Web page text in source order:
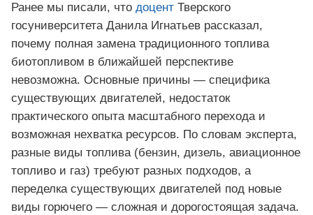
Ранее мы писали, что доцент Тверского
госуниверситета Данила Игнатьев рассказал,
почему полная замена традиционного топлива
биотопливом в ближайшей перспективе
невозможна. Основные причины — специфика
существующих двигателей, недостаток
практического опыта масштабного перехода и
возможная нехватка ресурсов. По словам эксперта,
разные виды топлива (бензин, дизель, авиационное
топливо и газ) требуют разных подходов, а
переделка существующих двигателей под новые
виды горючего — сложная и дорогостоящая задача.